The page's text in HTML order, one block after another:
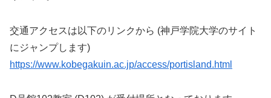
交通アクセスは以下のリンクから (神戸学院大学のサイト
にジャンプします)
https://www.kobegakuin.ac.jp/access/portisland.html